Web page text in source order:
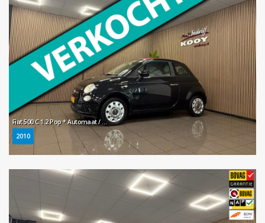
Fiat 500 C 1.2 Pop * Automaat / Elektr. Softtop / LM Velgen / NL Auto *
2010